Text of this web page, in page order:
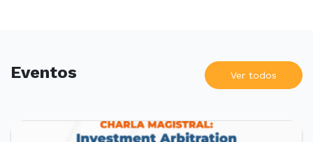
Eventos Ver todos
PRÓXIMOS EVENTOS